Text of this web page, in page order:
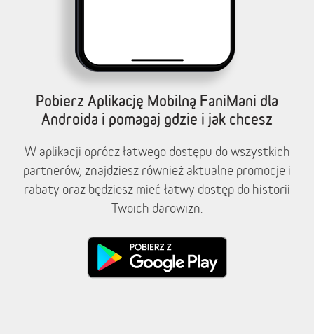
Pobierz Aplikację Mobilną FaniMani dla
Androida i pomagaj gdzie i jak chcesz
W aplikacji oprócz łatwego dostępu do wszystkich
partnerów, znajdziesz również aktualne promocje i
rabaty oraz będziesz mieć łatwy dostęp do historii
Twoich darowizn.